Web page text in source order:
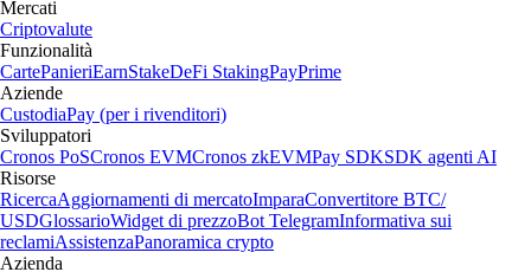
Mercati
Criptovalute
Funzionalità
CartePanieriEarnStakeDeFi StakingPayPrime
Aziende
CustodiaPay (per i rivenditori)
Sviluppatori
Cronos PoSCronos EVMCronos zkEVMPay SDKSDK agenti AI
Risorse
RicercaAggiornamenti di mercatoImparaConvertitore BTC/
USDGlossarioWidget di prezzoBot TelegramInformativa sui
reclamiAssistenzaPanoramica crypto
Azienda